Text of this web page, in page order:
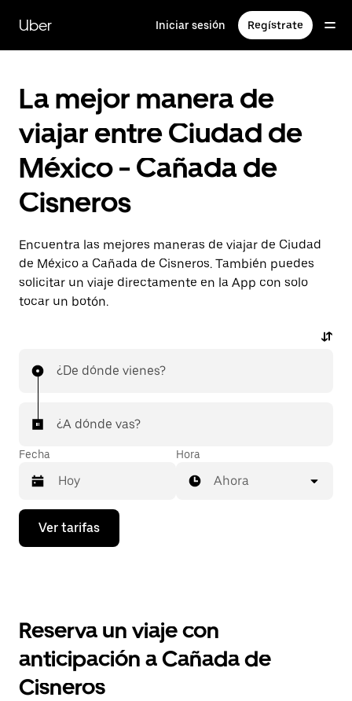
contenido
principal
Uber Iniciar sesión Regístrate
La mejor manera de
viajar entre Ciudad de
México - Cañada de
Cisneros
Encuentra las mejores maneras de viajar de Ciudad
de México a Cañada de Cisneros. También puedes
solicitar un viaje directamente en la App con solo
tocar un botón.
¿De dónde vienes?
¿A dónde vas?
Fecha
Presiona
flecha
el
y
selecciona
una
Hora
Ahora
Ver tarifas
Reserva un viaje con
anticipación a Cañada de
Cisneros